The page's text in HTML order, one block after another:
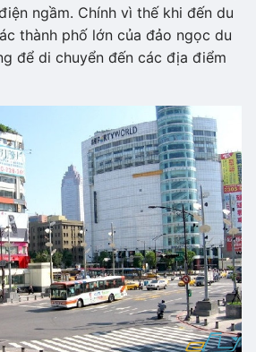
ngầm. Chính vì thế khi đến du
thành phố lớn của đảo ngọc du
để di chuyển đến các địa điểm